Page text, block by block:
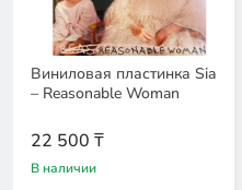
Виниловая пластинка Sia
– Reasonable Woman
22 500 ₸
В наличии